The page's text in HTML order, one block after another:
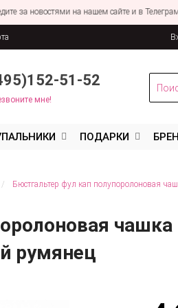
новостями на нашем сайте и в Телеграм
51-52
мне!
ПОДАРКИ
Бюстгальтер фул кап полупоролоновая
румянец